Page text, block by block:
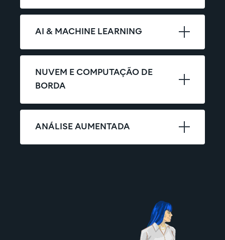
AI & MACHINE LEARNING
NUVEM E COMPUTAÇÃO DE
BORDA
ANÁLISE AUMENTADA